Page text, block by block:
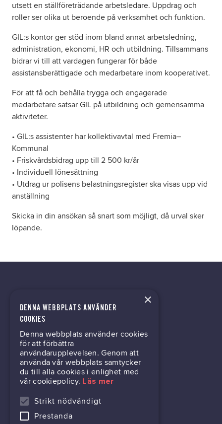
utsett en ställföreträdande arbetsledare. Uppdrag och
roller ser olika ut beroende på verksamhet och funktion.
GIL:s kontor ger stöd inom bland annat arbetsledning,
administration, ekonomi, HR och utbildning. Tillsammans
bidrar vi till att vardagen fungerar för både
assistansberättigade och medarbetare inom kooperativet.
För att få och behålla trygga och engagerade
medarbetare satsar GIL på utbildning och gemensamma
aktiviteter.
• GIL:s assistenter har kollektivavtal med Fremia–
Kommunal
• Friskvårdsbidrag upp till 2 500 kr/år
• Individuell lönesättning
• Utdrag ur polisens belastningsregister ska visas upp vid
anställning
Skicka in din ansökan så snart som möjligt, då urval sker
löpande.
kontor@gil.se
031-63 64 80
Mölndalsvägen 30B
Box 24061
400 22 Göteborg
716444-6762
×
DENNA WEBBPLATS ANVÄNDER
COOKIES
Denna webbplats använder cookies
för att förbättra
användarupplevelsen. Genom att
använda vår webbplats samtycker
du till alla cookies i enlighet med
vår cookiepolicy. Läs mer
Strikt nödvändigt
Prestanda